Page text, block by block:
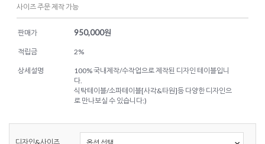
사이즈 주문 제작 가능
판매가 950,000원
적립금 2%
상세설명
100% 국내제작/수작업으로 제작된 디자인 테이블입니
다.
식탁테이블/소파테이블[사각&타원]등 다양한 디자인으
로 만나보실 수 있습니다:)
디자인&사이즈